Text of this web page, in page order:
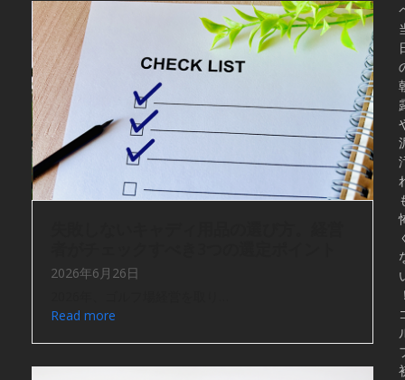
2026年6月26日
Read more